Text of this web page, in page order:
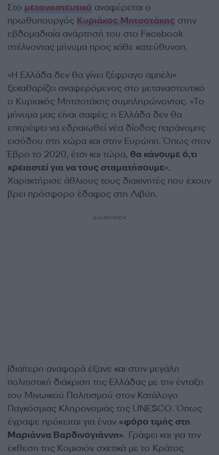
Στο μεταναστευτικό αναφέρεται ο
πρωθυπουργός Κυριάκος Μητσοτάκης στην
εβδομαδιαία ανάρτησή του στο Facebook
στέλνοντας μήνυμα προς κάθε κατεύθυνση.
«Η Ελλάδα δεν θα γίνει ξέφραγο αμπέλι»
ξεκαθαρίζει αναφερόμενος στο μεταναστευτικό
ο Κυριακός Μητσοτάκης συμπληρώνοντας. «Το
μήνυμα μας είναι σαφές: η Ελλάδα δεν θα
επιτρέψει να εδραιωθεί νέα δίοδος παράνομης
εισόδου στη χώρα και στην Ευρώπη. Όπως στον
Έβρο το 2020, έτσι και τώρα, θα κάνουμε ό,τι
χρειαστεί για να τους σταματήσουμε».
Χαρακτήρισε άθλιους τους διακινητές που έχουν
βρει πρόσφορο έδαφος στη Λιβύη.
ΔΙΑΦΗΜΙΣΗ
Ιδιαίτερη αναφορά έξανε και στην μεγάλη
πολιτιστική διάκριση της Ελλάδας με την ένταξη
του Μινωικού Πολιτισμού στον Κατάλογο
Παγκόσμιας Κληρονομιάς της UNESCO. Όπως
έγραψε πρόκειται για έναν «φόρο τιμής στη
Μαριάννα Βαρδινογιάννη». Γράφει και για την
έκθεση της Κομισιόν σχετικά με το Κράτος